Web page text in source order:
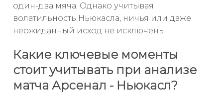
один-два мяча. Однако учитывая
волатильность Ньюкасла, ничья или даже
неожиданный исход не исключены.
Какие ключевые моменты
стоит учитывать при анализе
матча Арсенал - Ньюкасл?